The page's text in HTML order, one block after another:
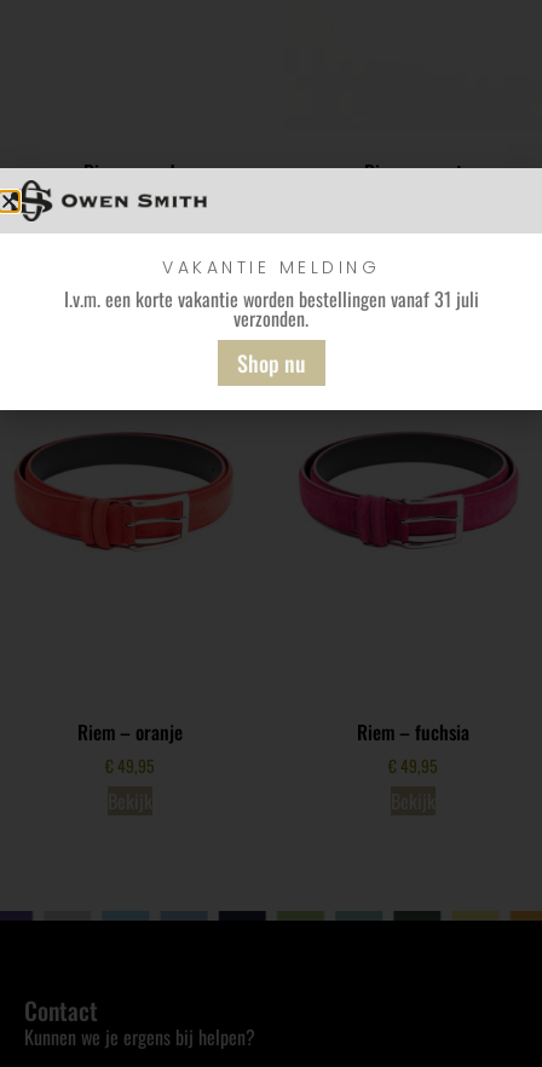
Riem – rood
€49,95
Bekijk
Riem – zwart
Bekijk
Riem – oranje
€ 49,95
Riem – fuchsia
€ 49,95
Contact
Kunnen we je ergens bij helpen?
VAKANTIE MELDING
I.v.m. een korte vakantie worden bestellingen vanaf 31 juli
verzonden.
Shop nu